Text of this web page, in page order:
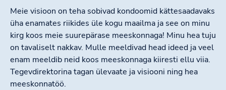
Meie visioon on teha sobivad kondoomid kättesaadavaks
üha enamates riikides üle kogu maailma ja see on minu
kirg koos meie suurepärase meeskonnaga! Minu hea tuju
on tavaliselt nakkav. Mulle meeldivad head ideed ja veel
enam meeldib neid koos meeskonnaga kiiresti ellu viia.
Tegevdirektorina tagan ülevaate ja visiooni ning hea
meeskonnatöö.